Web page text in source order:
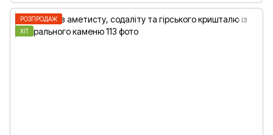
РОЗПРОДАЖ
ХІТ